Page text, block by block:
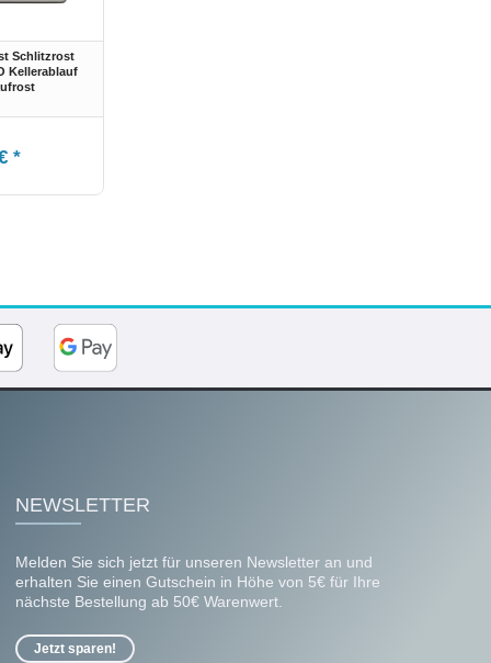
Schlitzrost
Kellerablauf
*
NEWSLETTER
Melden Sie sich jetzt für unseren Newsletter an und
erhalten Sie einen Gutschein in Höhe von 5€ für Ihre
nächste Bestellung ab 50€ Warenwert.
Jetzt sparen!